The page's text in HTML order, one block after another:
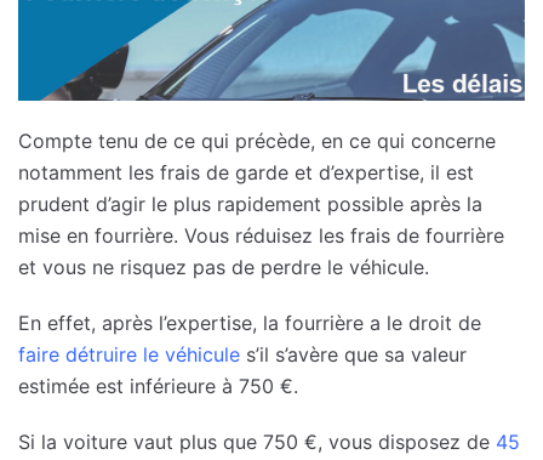
Compte tenu de ce qui précède, en ce qui concerne
notamment les frais de garde et d’expertise, il est
prudent d’agir le plus rapidement possible après la
mise en fourrière. Vous réduisez les frais de fourrière
et vous ne risquez pas de perdre le véhicule.
En effet, après l’expertise, la fourrière a le droit de
faire détruire le véhicule s’il s’avère que sa valeur
estimée est inférieure à 750 €.
Si la voiture vaut plus que 750 €, vous disposez de 45